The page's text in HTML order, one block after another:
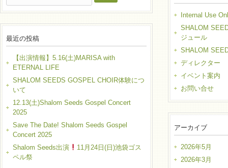
最近の投稿
【出演情報】5.16(土)MARISA with
ETERNAL LIFE
SHALOM SEEDS GOSPEL CHOIR体験につ
いて
12.13(土)Shalom Seeds Gospel Concert
2025
Save The Date! Shalom Seeds Gospel
Concert 2025
Shalom Seeds出演
11月24日(日)池袋ゴス
ペル祭
Internal Use
SHALOM
ジュール
SHALOM
ディレクター
イベント案内
お問い合せ
アーカイブ
2026年5月
2026年3月